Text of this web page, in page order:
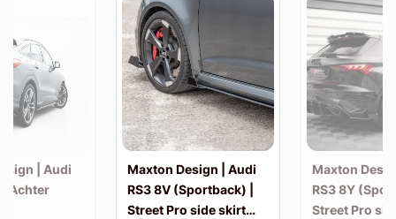
| Audi
| Achter
Maxton Design | Audi
RS3 8V (Sportback) |
Street Pro side skirt
Maxton
RS3 8Y
Street Pro